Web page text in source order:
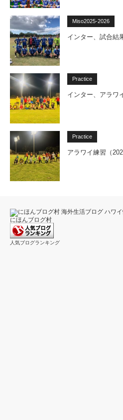
Miso2025-2026
インター、試合結
Practice
インター、アラワ
Practice
アラワイ練習（
にほんブログ村
人気ブログランキング